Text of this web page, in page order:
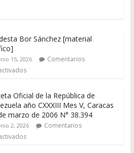
Bor Sánchez [material
15, 2026
Comentarios
Oficial de la República de
año CXXXIII Mes V, Caracas
marzo de 2006 N° 38.394
2, 2026
Comentarios